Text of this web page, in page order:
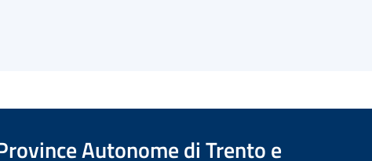
Autonome di Trento e